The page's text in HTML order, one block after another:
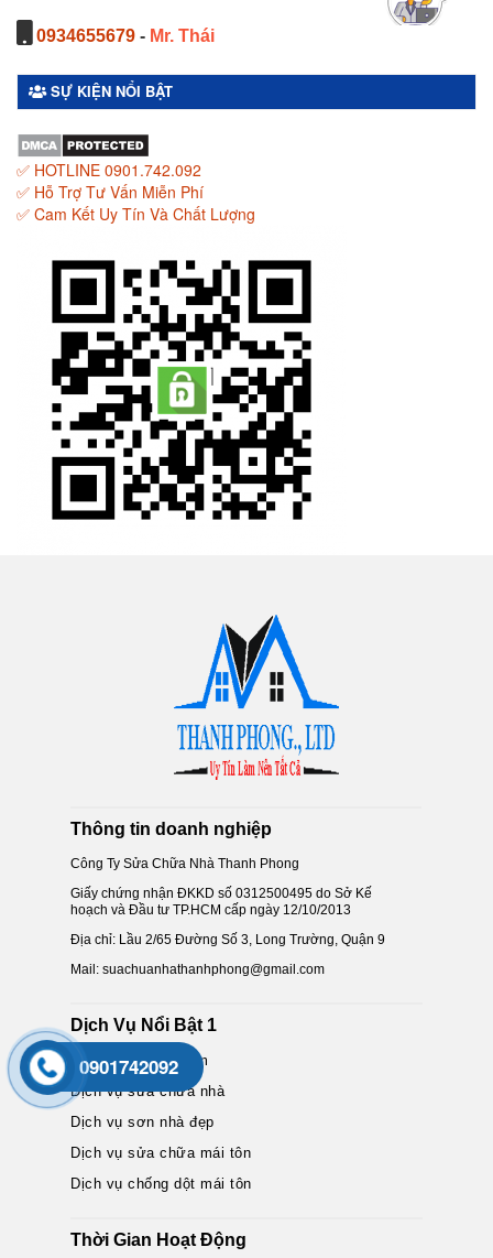
0934655679 - Mr. Thái
SỰ KIỆN NỔI BẬT
✅ HOTLINE 0901.742.092
✅ Hỗ Trợ Tư Vấn Miễn Phí
✅ Cam Kết Uy Tín Và Chất Lượng
Thông tin doanh nghiệp
Công Ty Sửa Chữa Nhà Thanh Phong
Giấy chứng nhận ĐKKD số 0312500495 do Sở Kế
hoạch và Đầu tư TP.HCM cấp ngày 12/10/2013
Địa chỉ: Lầu 2/65 Đường Số 3, Long Trường, Quận 9
Mail: suachuanhathanhphong@gmail.com
Dịch Vụ Nổi Bật 1
Dịch vụ chống thấm
Dịch vụ sửa chữa nhà
Dịch vụ sơn nhà đẹp
Dịch vụ sửa chữa mái tôn
Dịch vụ chống dột mái tôn
Thời Gian Hoạt Động
0901742092